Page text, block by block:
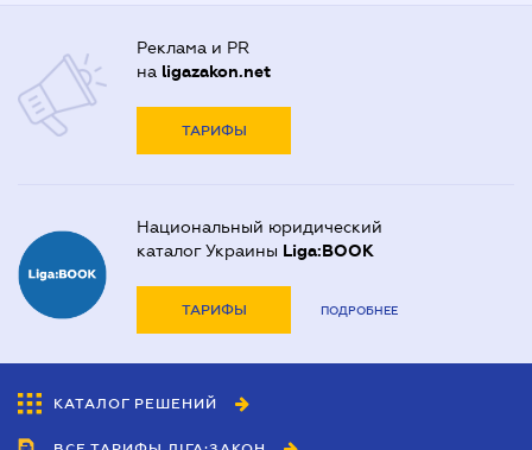
Реклама и PR
на ligazakon.net
ТАРИФЫ
Национальный юридический
каталог Украины Liga:BOOK
ТАРИФЫ ПОДРОБНЕЕ
КАТАЛОГ РЕШЕНИЙ